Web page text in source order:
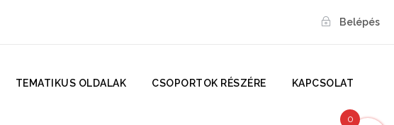
Belépés
TEMATIKUS OLDALAK CSOPORTOK RÉSZÉRE KAPCSOLAT
0